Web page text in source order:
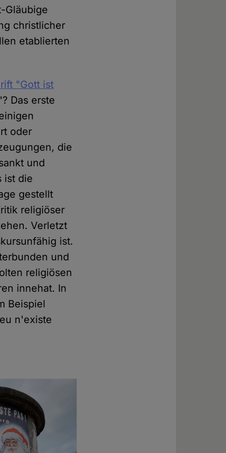
Gläubige
christlicher
etablierten
"Gott ist
Das erste
oder
die
und
ist die
gestellt
religiöser
Verletzt
ist.
und
religiösen
innehat. In
Beispiel
n'existe